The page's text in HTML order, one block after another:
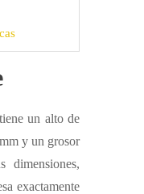
un alto de
y un grosor
exactamente